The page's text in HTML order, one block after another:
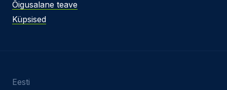
Õigusalane teave
Küpsised
Eesti